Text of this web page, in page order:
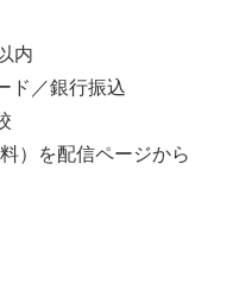
内
ド／銀行振込
）を配信ページから